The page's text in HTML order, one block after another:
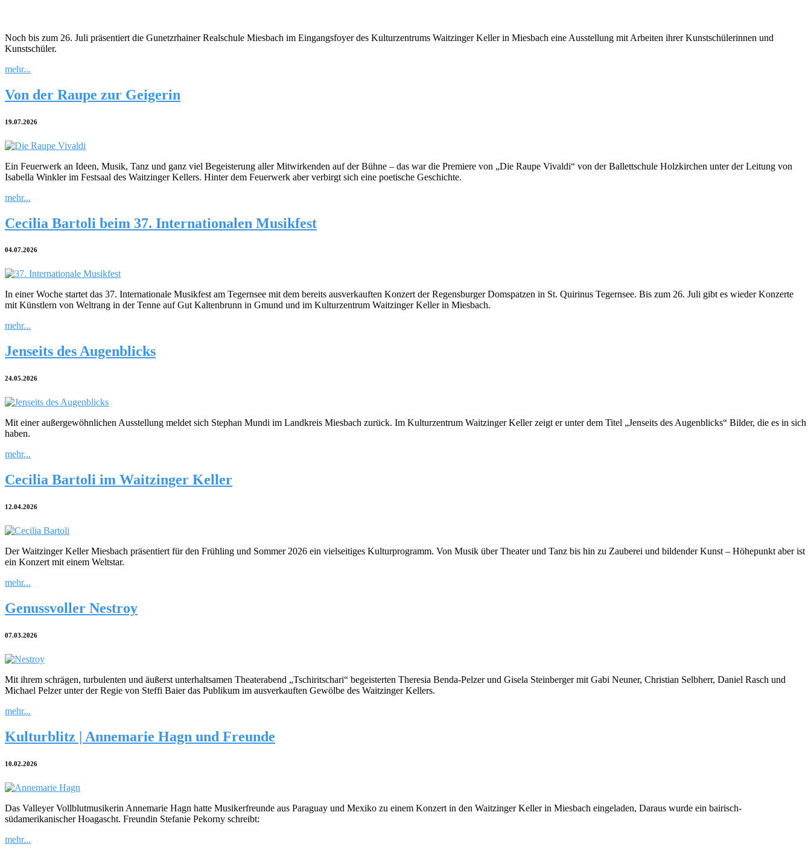
Noch bis zum 26. Juli präsentiert die Gunetzrhainer Realschule Miesbach im Eingangsfoyer des Kulturzentrums Waitzinger Keller in Miesbach eine Ausstellung mit Arbeiten ihrer Kunstschülerinnen und
Kunstschüler.
mehr...
Von der Raupe zur Geigerin
19.07.2026
Ein Feuerwerk an Ideen, Musik, Tanz und ganz viel Begeisterung aller Mitwirkenden auf der Bühne – das war die Premiere von „Die Raupe Vivaldi“ von der Ballettschule Holzkirchen unter der Leitung von
Isabella Winkler im Festsaal des Waitzinger Kellers. Hinter dem Feuerwerk aber verbirgt sich eine poetische Geschichte.
mehr...
Cecilia Bartoli beim 37. Internationalen Musikfest
04.07.2026
In einer Woche startet das 37. Internationale Musikfest am Tegernsee mit dem bereits ausverkauften Konzert der Regensburger Domspatzen in St. Quirinus Tegernsee. Bis zum 26. Juli gibt es wieder Konzerte
mit Künstlern von Weltrang in der Tenne auf Gut Kaltenbrunn in Gmund und im Kulturzentrum Waitzinger Keller in Miesbach.
mehr...
Jenseits des Augenblicks
24.05.2026
Mit einer außergewöhnlichen Ausstellung meldet sich Stephan Mundi im Landkreis Miesbach zurück. Im Kulturzentrum Waitzinger Keller zeigt er unter dem Titel „Jenseits des Augenblicks“ Bilder, die es in sich
haben.
mehr...
Cecilia Bartoli im Waitzinger Keller
12.04.2026
Der Waitzinger Keller Miesbach präsentiert für den Frühling und Sommer 2026 ein vielseitiges Kulturprogramm. Von Musik über Theater und Tanz bis hin zu Zauberei und bildender Kunst – Höhepunkt aber ist
ein Konzert mit einem Weltstar.
mehr...
Genussvoller Nestroy
07.03.2026
Mit ihrem schrägen, turbulenten und äußerst unterhaltsamen Theaterabend „Tschiritschari“ begeisterten Theresia Benda-Pelzer und Gisela Steinberger mit Gabi Neuner, Christian Selbherr, Daniel Rasch und
Michael Pelzer unter der Regie von Steffi Baier das Publikum im ausverkauften Gewölbe des Waitzinger Kellers.
mehr...
Kulturblitz | Annemarie Hagn und Freunde
10.02.2026
Das Valleyer Vollblutmusikerin Annemarie Hagn hatte Musikerfreunde aus Paraguay und Mexiko zu einem Konzert in den Waitzinger Keller in Miesbach eingeladen, Daraus wurde ein bairisch-
südamerikanischer Hoagascht. Freundin Stefanie Pekorny schreibt:
mehr...